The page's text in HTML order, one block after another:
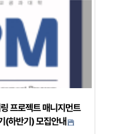
프로젝트 매니지먼트
(하반기) 모집안내